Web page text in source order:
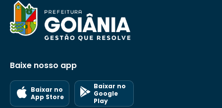
Baixe nosso app
Baixar no
App Store
Baixar no
Google
Play